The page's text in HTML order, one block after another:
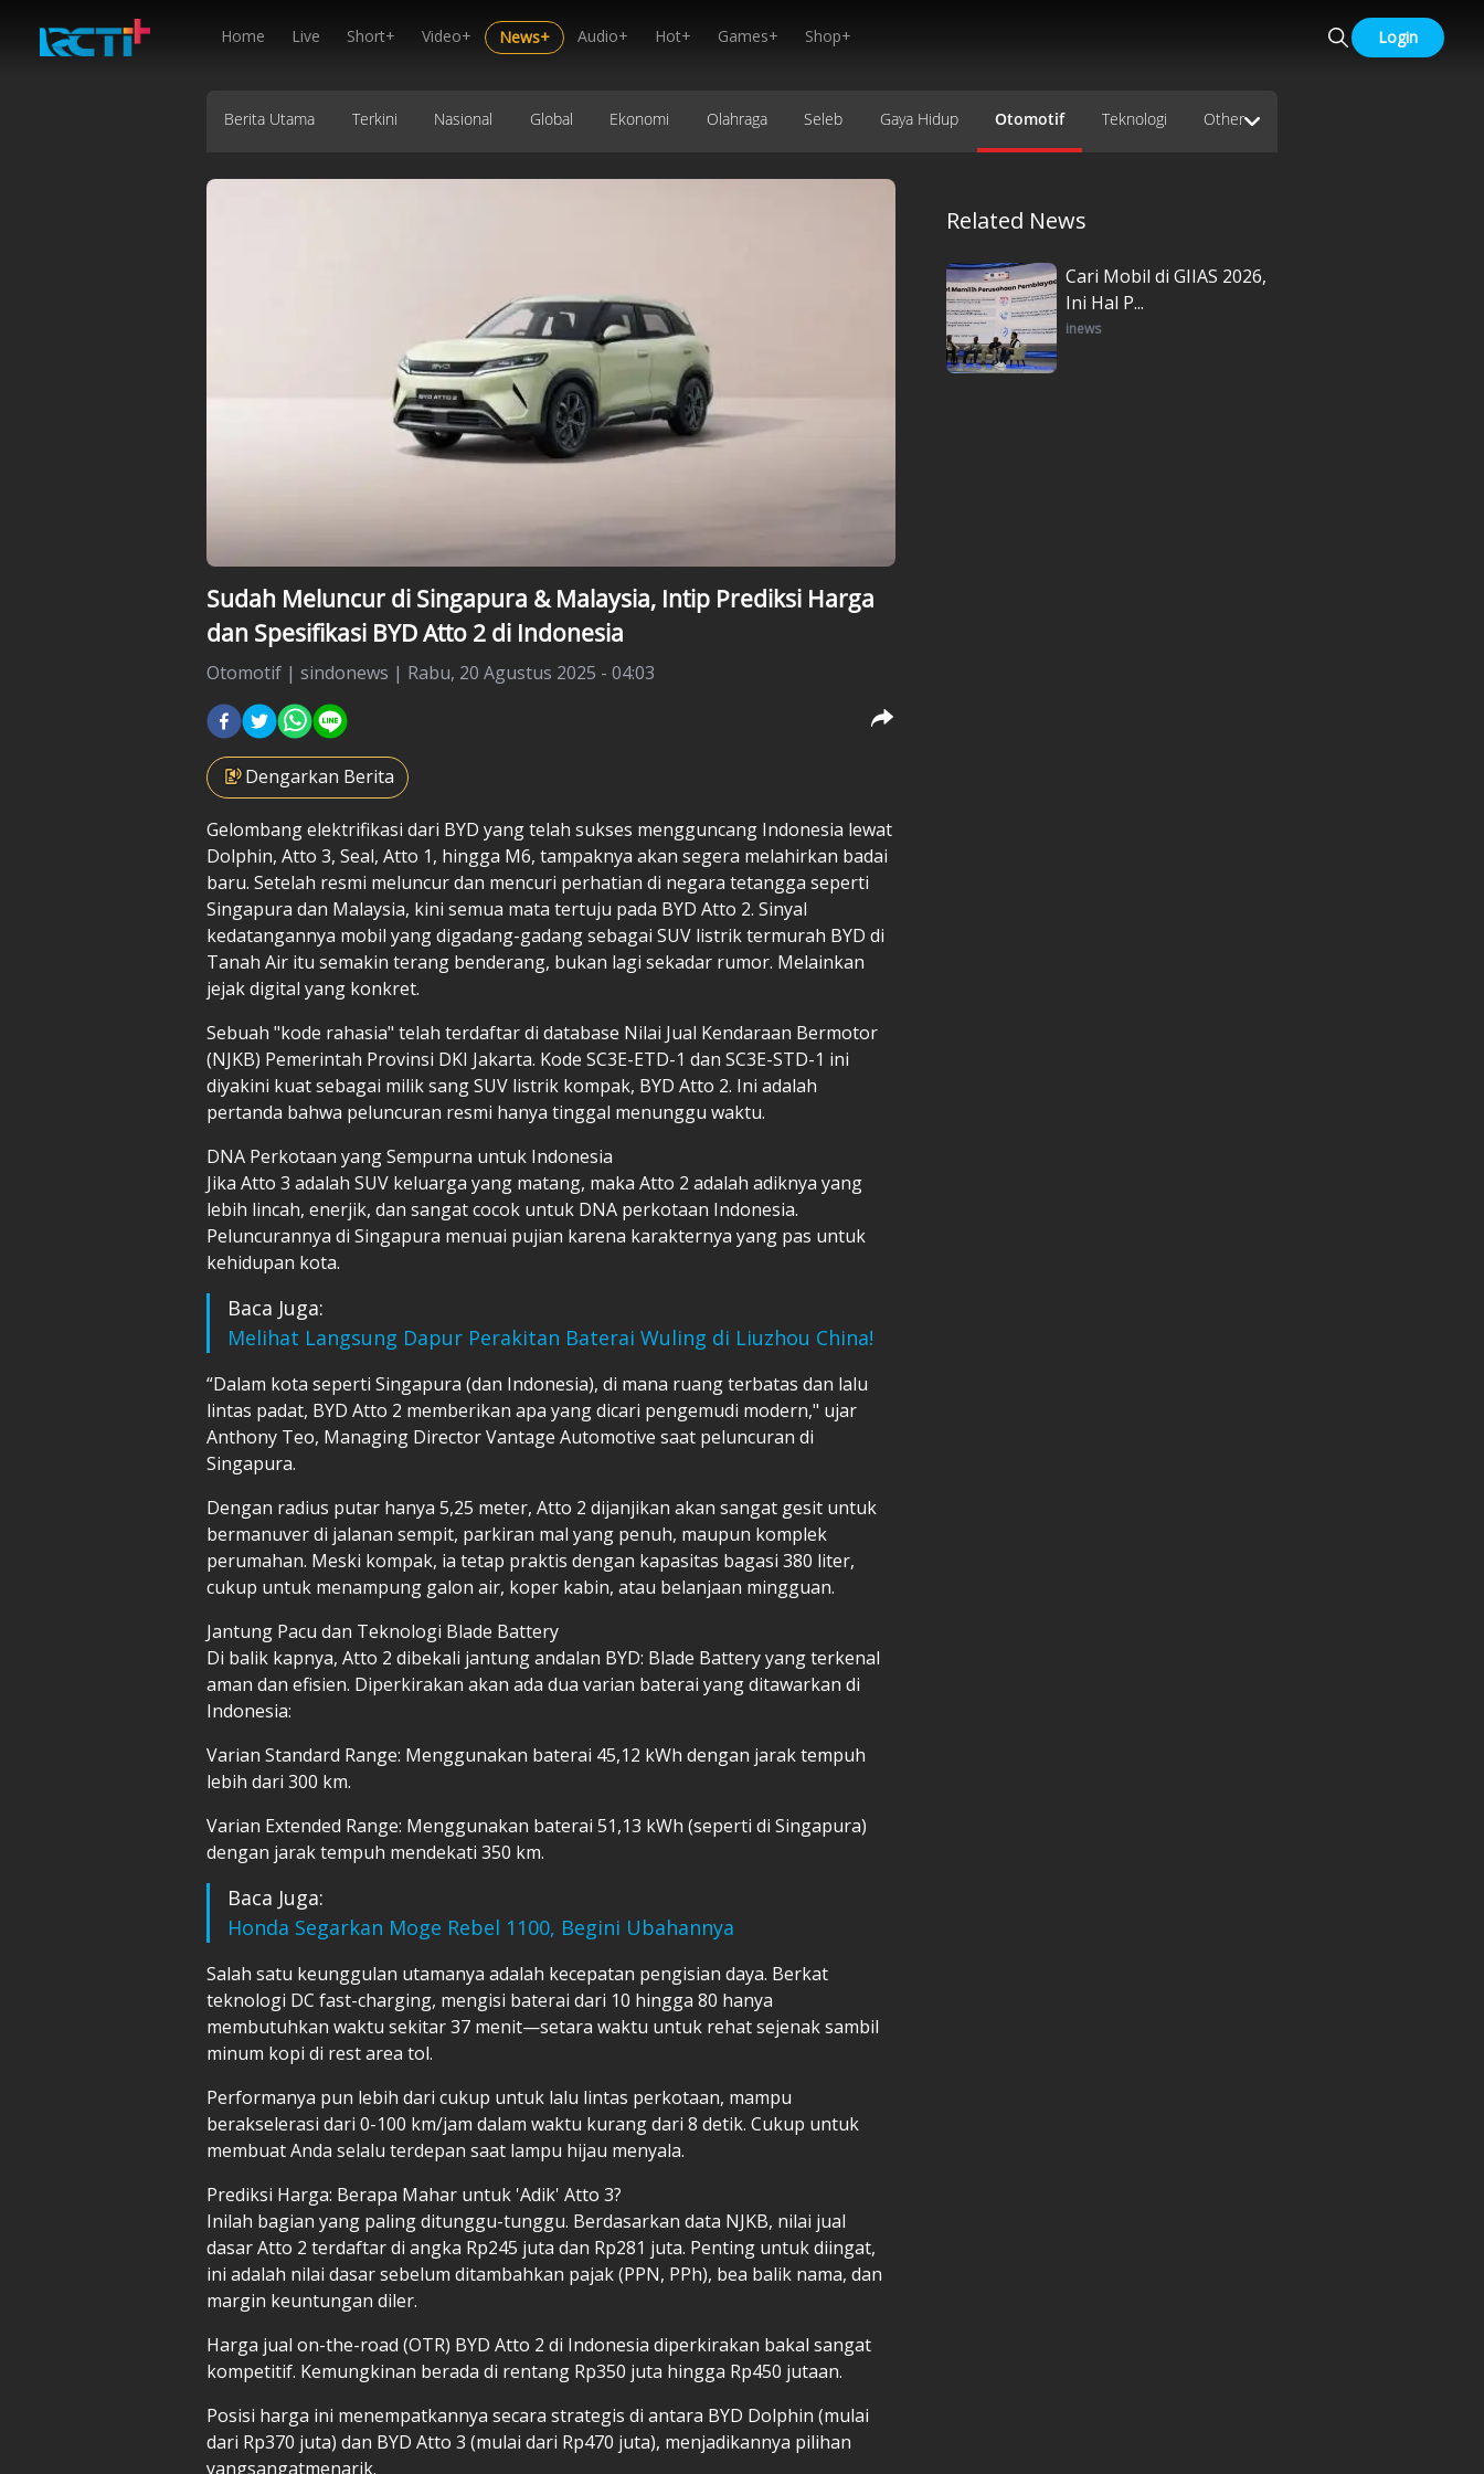
Home Live Short+ Video+ News+ Audio+ Hot+ Games+ Shop+ Login
Berita Utama Terkini Nasional Global Ekonomi Olahraga Seleb Gaya Hidup Otomotif Teknologi Other
Sudah Meluncur di Singapura & Malaysia, Intip Prediksi Harga
dan Spesifikasi BYD Atto 2 di Indonesia
Otomotif | sindonews | Rabu, 20 Agustus 2025 - 04:03
Dengarkan Berita
Gelombang elektrifikasi dari BYD yang telah sukses mengguncang Indonesia lewat
Dolphin, Atto 3, Seal, Atto 1, hingga M6, tampaknya akan segera melahirkan badai
baru. Setelah resmi meluncur dan mencuri perhatian di negara tetangga seperti
Singapura dan Malaysia, kini semua mata tertuju pada BYD Atto 2. Sinyal
kedatangannya mobil yang digadang-gadang sebagai SUV listrik termurah BYD di
Tanah Air itu semakin terang benderang, bukan lagi sekadar rumor. Melainkan
jejak digital yang konkret.
Sebuah "kode rahasia" telah terdaftar di database Nilai Jual Kendaraan Bermotor
(NJKB) Pemerintah Provinsi DKI Jakarta. Kode SC3E-ETD-1 dan SC3E-STD-1 ini
diyakini kuat sebagai milik sang SUV listrik kompak, BYD Atto 2. Ini adalah
pertanda bahwa peluncuran resmi hanya tinggal menunggu waktu.
DNA Perkotaan yang Sempurna untuk Indonesia
Jika Atto 3 adalah SUV keluarga yang matang, maka Atto 2 adalah adiknya yang
lebih lincah, enerjik, dan sangat cocok untuk DNA perkotaan Indonesia.
Peluncurannya di Singapura menuai pujian karena karakternya yang pas untuk
kehidupan kota.
Baca Juga:
Melihat Langsung Dapur Perakitan Baterai Wuling di Liuzhou China!
“Dalam kota seperti Singapura (dan Indonesia), di mana ruang terbatas dan lalu
lintas padat, BYD Atto 2 memberikan apa yang dicari pengemudi modern," ujar
Anthony Teo, Managing Director Vantage Automotive saat peluncuran di
Singapura.
Dengan radius putar hanya 5,25 meter, Atto 2 dijanjikan akan sangat gesit untuk
bermanuver di jalanan sempit, parkiran mal yang penuh, maupun komplek
perumahan. Meski kompak, ia tetap praktis dengan kapasitas bagasi 380 liter,
cukup untuk menampung galon air, koper kabin, atau belanjaan mingguan.
Jantung Pacu dan Teknologi Blade Battery
Di balik kapnya, Atto 2 dibekali jantung andalan BYD: Blade Battery yang terkenal
aman dan efisien. Diperkirakan akan ada dua varian baterai yang ditawarkan di
Indonesia:
Varian Standard Range: Menggunakan baterai 45,12 kWh dengan jarak tempuh
lebih dari 300 km.
Varian Extended Range: Menggunakan baterai 51,13 kWh (seperti di Singapura)
dengan jarak tempuh mendekati 350 km.
Baca Juga:
Honda Segarkan Moge Rebel 1100, Begini Ubahannya
Salah satu keunggulan utamanya adalah kecepatan pengisian daya. Berkat
teknologi DC fast-charging, mengisi baterai dari 10 hingga 80 hanya
membutuhkan waktu sekitar 37 menit—setara waktu untuk rehat sejenak sambil
minum kopi di rest area tol.
Performanya pun lebih dari cukup untuk lalu lintas perkotaan, mampu
berakselerasi dari 0-100 km/jam dalam waktu kurang dari 8 detik. Cukup untuk
membuat Anda selalu terdepan saat lampu hijau menyala.
Prediksi Harga: Berapa Mahar untuk 'Adik' Atto 3?
Inilah bagian yang paling ditunggu-tunggu. Berdasarkan data NJKB, nilai jual
dasar Atto 2 terdaftar di angka Rp245 juta dan Rp281 juta. Penting untuk diingat,
ini adalah nilai dasar sebelum ditambahkan pajak (PPN, PPh), bea balik nama, dan
margin keuntungan diler.
Harga jual on-the-road (OTR) BYD Atto 2 di Indonesia diperkirakan bakal sangat
kompetitif. Kemungkinan berada di rentang Rp350 juta hingga Rp450 jutaan.
Posisi harga ini menempatkannya secara strategis di antara BYD Dolphin (mulai
dari Rp370 juta) dan BYD Atto 3 (mulai dari Rp470 juta), menjadikannya pilihan
yangsangatmenarik.
Related News
Cari Mobil di GIIAS 2026,
Ini Hal P...
inews